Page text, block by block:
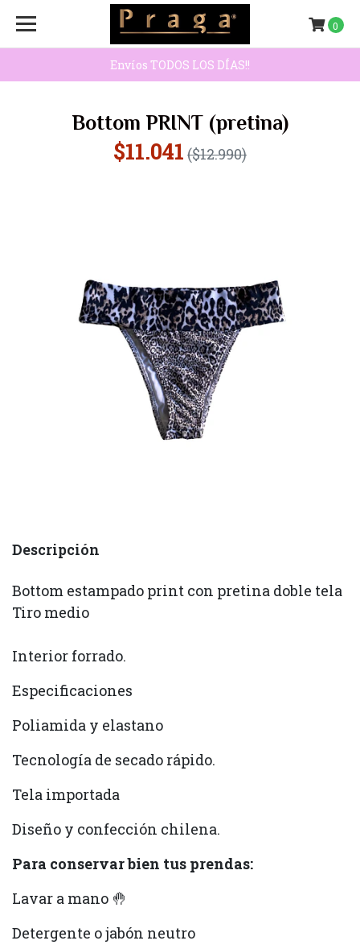
Envíos TODOS LOS DÍAS!!
0
Bottom PRINT (pretina)
$11.041 ($12.990)
Descripción
Bottom estampado print con pretina doble tela
Tiro medio
Interior forrado.
Especificaciones
Poliamida y elastano
Tecnología de secado rápido.
Tela importada
Diseño y confección chilena.
Para conservar bien tus prendas:
Lavar a mano 🤚
Detergente o jabón neutro